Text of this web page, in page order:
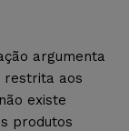
argumenta
restrita aos
existe
produtos